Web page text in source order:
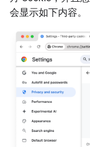
会显示如下内容。